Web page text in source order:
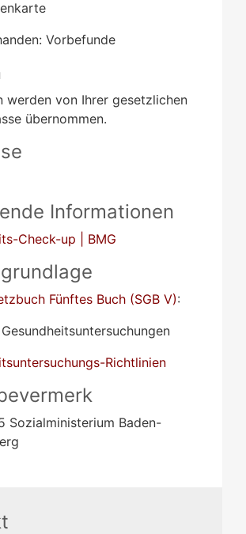
Vorbefunde
werden von Ihrer gesetzlichen
übernommen.
Informationen
Check-up | BMG
Fünftes Buch (SGB V):
Gesundheitsuntersuchungen
Richtlinien
Sozialministerium Baden-